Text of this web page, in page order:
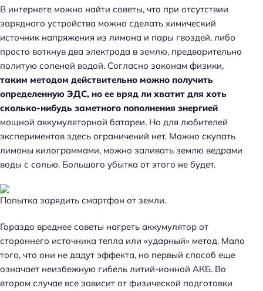
В интернете можно найти советы, что при отсутствии
зарядного устройства можно сделать химический
источник напряжения из лимона и пары гвоздей, либо
просто воткнув два электрода в землю, предварительно
политую соленой водой. Согласно законам физики,
таким методом действительно можно получить
определенную ЭДС, но ее вряд ли хватит для хоть
сколько-нибудь заметного пополнения энергией
мощной аккумуляторной батареи. Но для любителей
экспериментов здесь ограничений нет. Можно скупать
лимоны килограммами, можно заливать землю ведрами
воды с солью. Большого убытка от этого не будет.
Попытка зарядить смартфон от земли.
Гораздо вреднее советы нагреть аккумулятор от
стороннего источника тепла или «ударный» метод. Мало
того, что они не дадут эффекта, но первый способ еще
означает неизбежную гибель литий-ионной АКБ. Во
втором случае все зависит от физической подготовки